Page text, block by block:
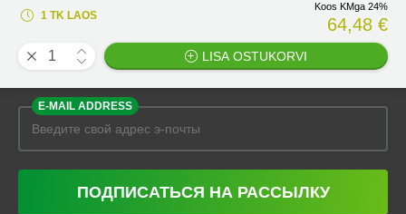
1 TK LAOS
Koos KMga 24%
64,48 €
LISA OSTUKORVI
E-MAIL ADDRESS
ПОДПИСАТЬСЯ НА РАССЫЛКУ